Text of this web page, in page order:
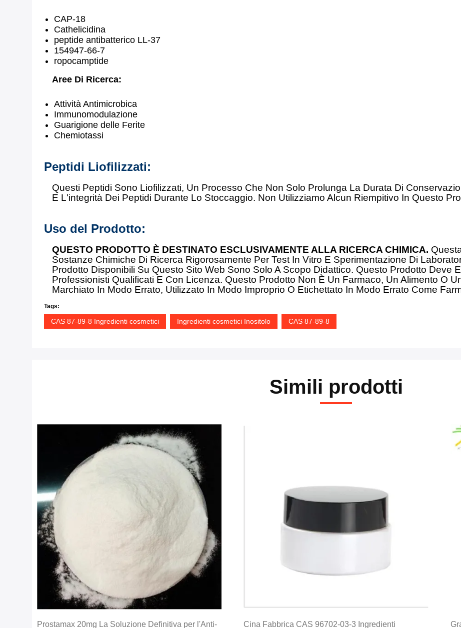
CAP-18
Cathelicidina
peptide antibatterico LL-37
154947-66-7
ropocamptide
Aree Di Ricerca:
Attività Antimicrobica
Immunomodulazione
Guarigione delle Ferite
Chemiotassi
Peptidi Liofilizzati:
Questi Peptidi Sono Liofilizzati, Un Processo Che Non Solo Prolunga La Durata Di
E L'integrità Dei Peptidi Durante Lo Stoccaggio. Non Utilizziamo Alcun Riempitivo In Questo
Uso del Prodotto:
QUESTO PRODOTTO È DESTINATO ESCLUSIVAMENTE ALLA RICERCA CHIMICA.
Sostanze Chimiche Di Ricerca Rigorosamente Per Test In Vitro E Sperimentazione Di
Prodotto Disponibili Su Questo Sito Web Sono Solo A Scopo Didattico. Questo Prodotto Deve
Professionisti Qualificati E Con Licenza. Questo Prodotto Non È Un Farmaco, Un Alimento O
Marchiato In Modo Errato, Utilizzato In Modo Improprio O Etichettato In Modo Errato Come
Tags:
CAS 87-89-8 Ingredienti cosmetici Ingredienti cosmetici Inositolo CAS 87-89-8
Simili prodotti
Prostamax 20mg La Soluzione Definitiva per l'Anti- Cina Fabbrica CAS 96702-03-3 Ingredienti